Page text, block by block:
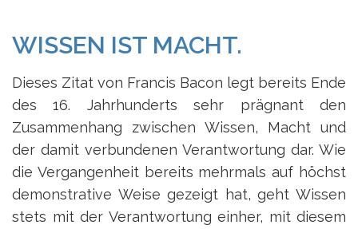
WISSEN IST MACHT.
Dieses Zitat von Francis Bacon legt bereits Ende
des 16. Jahrhunderts sehr prägnant den
Zusammenhang zwischen Wissen, Macht und
der damit verbundenen Verantwortung dar. Wie
die Vergangenheit bereits mehrmals auf höchst
demonstrative Weise gezeigt hat, geht Wissen
stets mit der Verantwortung einher, mit diesem